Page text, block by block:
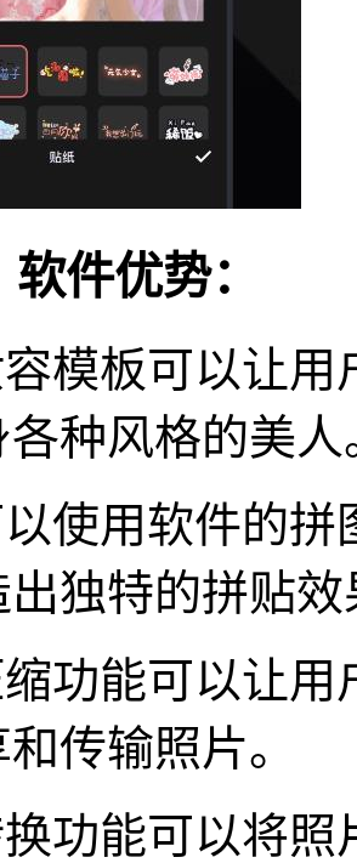
软件优势：
模板可以让
种风格的美人
使用软件的
独特的拼贴效
功能可以让
传输照片。
功能可以将